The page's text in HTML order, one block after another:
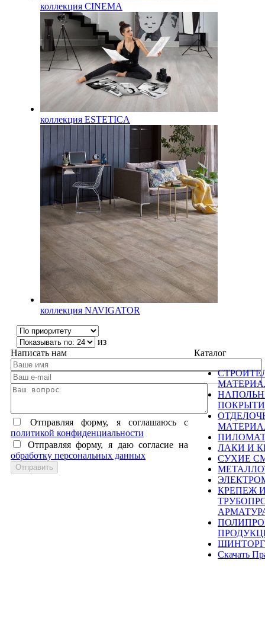
коллекция CINEMA
коллекция ESTETICA
коллекция NAVIGATOR
из
Написать нам
Отправляя форму, я соглашаюсь c
политикой конфиденциальности
Отправляя форму, я даю согласие на
обработку персональных данных
Каталог
ЛАКИ И
СУХИЕ
КРЕПЕЖ
ШИНТОРГ
Скачать